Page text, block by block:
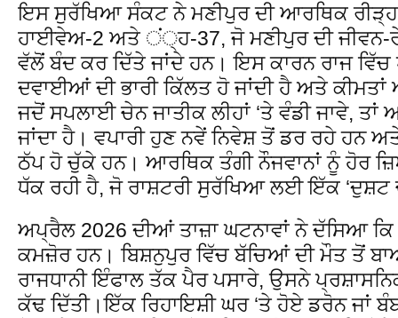
ਇਸ ਸੁਰੱਖਿਆ ਸੰਕਟ ਨੇ ਮਣੀਪੁਰ ਦੀ ਆਰਥਿਕ ਰੀੜ੍ਹ
ਹਾਈਵੇਅ-2 ਅਤੇ ਂ੍ਹ-37, ਜੋ ਮਣੀਪੁਰ ਦੀ ਜੀਵਨ-
ਵੱਲੋਂ ਬੰਦ ਕਰ ਦਿੱਤੇ ਜਾਂਦੇ ਹਨ। ਇਸ ਕਾਰਨ ਰਾਜ
ਦਵਾਈਆਂ ਦੀ ਭਾਰੀ ਕਿੱਲਤ ਹੋ ਜਾਂਦੀ ਹੈ ਅਤੇ
ਜਦੋਂ ਸਪਲਾਈ ਚੇਨ ਜਾਤੀਕ ਲੀਹਾਂ ‘ਤੇ ਵੰਡੀ ਜਾਵੇ,
ਜਾਂਦਾ ਹੈ। ਵਪਾਰੀ ਹੁਣ ਨਵੇਂ ਨਿਵੇਸ਼ ਤੋਂ ਡਰ ਰਹੇ ਹਨ
ਠੱਪ ਹੋ ਚੁੱਕੇ ਹਨ। ਆਰਥਿਕ ਤੰਗੀ ਨੌਜਵਾਨਾਂ ਨੂੰ ਹੋਰ
ਧੱਕ ਰਹੀ ਹੈ, ਜੋ ਰਾਸ਼ਟਰੀ ਸੁਰੱਖਿਆ ਲਈ ਇੱਕ
ਅਪ੍ਰੈਲ 2026 ਦੀਆਂ ਤਾਜ਼ਾ ਘਟਨਾਵਾਂ ਨੇ ਦੱਸਿਆ ਕਿ
ਕਮਜ਼ੋਰ ਹਨ। ਬਿਸ਼ਨੁਪੁਰ ਵਿੱਚ ਬੱਚਿਆਂ ਦੀ ਮੌਤ ਤੋਂ
ਰਾਜਧਾਨੀ ਇੰਫਾਲ ਤੱਕ ਪੈਰ ਪਸਾਰੇ, ਉਸਨੇ
ਕੱਢ ਦਿੱਤੀ।ਇੱਕ ਰਿਹਾਇਸ਼ੀ ਘਰ ‘ਤੇ ਹੋਏ ਡਰੋਨ ਜਾਂ